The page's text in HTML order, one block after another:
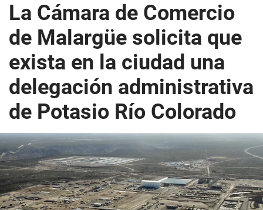
La Cámara de Comercio
de Malargüe solicita que
exista en la ciudad una
delegación administrativa
de Potasio Río Colorado